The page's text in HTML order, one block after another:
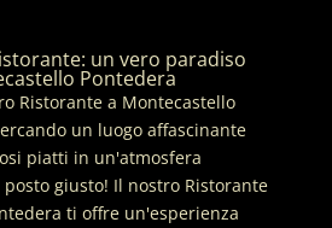
un vero paradiso
Pontedera
Ristorante a Montecastello
un luogo affascinante
piatti in un'atmosfera
giusto! Il nostro Ristorante
ti offre un'esperienza